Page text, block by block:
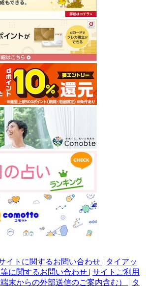
イトに関するお問い合わせ | タイアッ
に関するお問い合わせ | サイトご利用
末からの外部送信のご案内含む） | タ